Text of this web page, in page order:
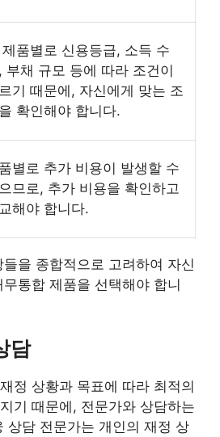
제품별로 신용등급, 소득 수
부채 규모 등에 따라 조건이
기 때문에, 자신에게 맞는 조
확인해야 합니다.
별로 추가 비용이 발생할 수
므로, 추가 비용을 확인하고
해야 합니다.
을 종합적으로 고려하여 자신
통합 제품을 선택해야 합니
담
정 상황과 목표에 따라 최적의
기 때문에, 전문가와 상담하는
상담 전문가는 개인의 재정 상